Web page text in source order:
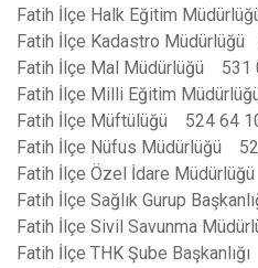
Fatih İlçe Halk Eğitim
Fatih İlçe Kadastro
Fatih İlçe Mal Müdürlüğü
Fatih İlçe Milli Eğitim
Fatih İlçe Müftülüğü 524 64
Fatih İlçe Nüfus Müdürlüğü
Fatih İlçe Özel İdare
Fatih İlçe Sağlık Gurup
Fatih İlçe Sivil Savunma
Fatih İlçe THK Şube